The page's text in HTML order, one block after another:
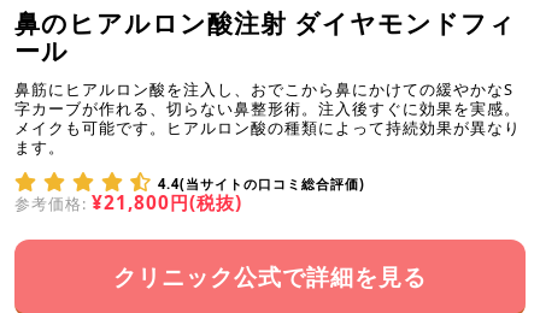
鼻のヒアルロン酸注射 ダイヤモンドフィ
ール
鼻筋にヒアルロン酸を注入し、おでこから鼻にかけての緩やかなS
字カーブが作れる、切らない鼻整形術。注入後すぐに効果を実感。
メイクも可能です。ヒアルロン酸の種類によって持続効果が異なり
ます。
4.4(当サイトの口コミ総合評価)
参考価格: ¥21,800円(税抜)
クリニック公式で詳細を見る